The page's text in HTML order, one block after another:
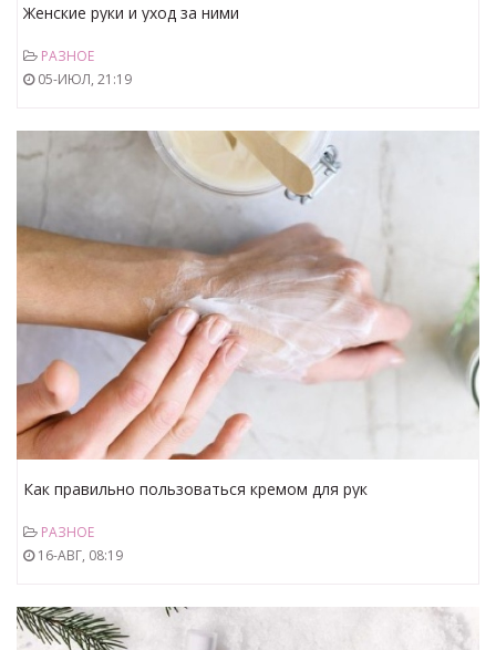
Женские руки и уход за ними
РАЗНОЕ
05-ИЮЛ, 21:19
Как правильно пользоваться кремом для рук
РАЗНОЕ
16-АВГ, 08:19